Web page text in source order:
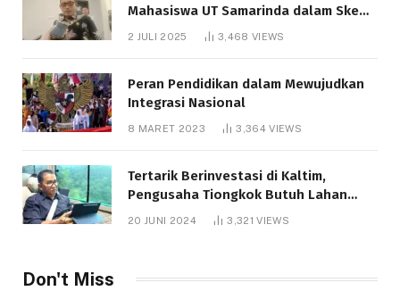
Mahasiswa UT Samarinda dalam Skema
Bantuan Pendidikan Gratispol
2 JULI 2025 3,468 VIEWS
Peran Pendidikan dalam Mewujudkan
Integrasi Nasional
8 MARET 2023 3,364VIEWS
Tertarik Berinvestasi di Kaltim,
Pengusaha Tiongkok Butuh Lahan
1.000 Hektare
20 JUNI 2024 3,321VIEWS
Don't Miss